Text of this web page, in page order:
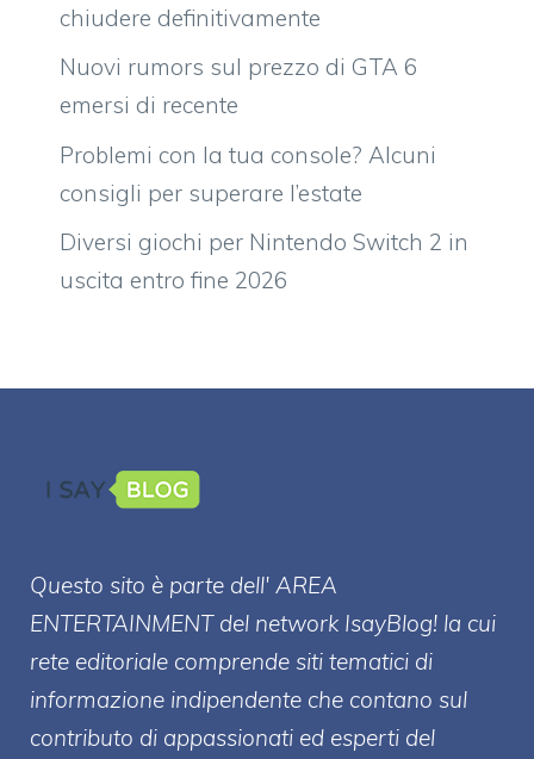
chiudere definitivamente
Nuovi rumors sul prezzo di GTA 6
emersi di recente
Problemi con la tua console? Alcuni
consigli per superare l’estate
Diversi giochi per Nintendo Switch 2 in
uscita entro fine 2026
Questo sito è parte dell' AREA
ENTERTAINMENT del network IsayBlog! la cui
rete editoriale comprende siti tematici di
informazione indipendente che contano sul
contributo di appassionati ed esperti del